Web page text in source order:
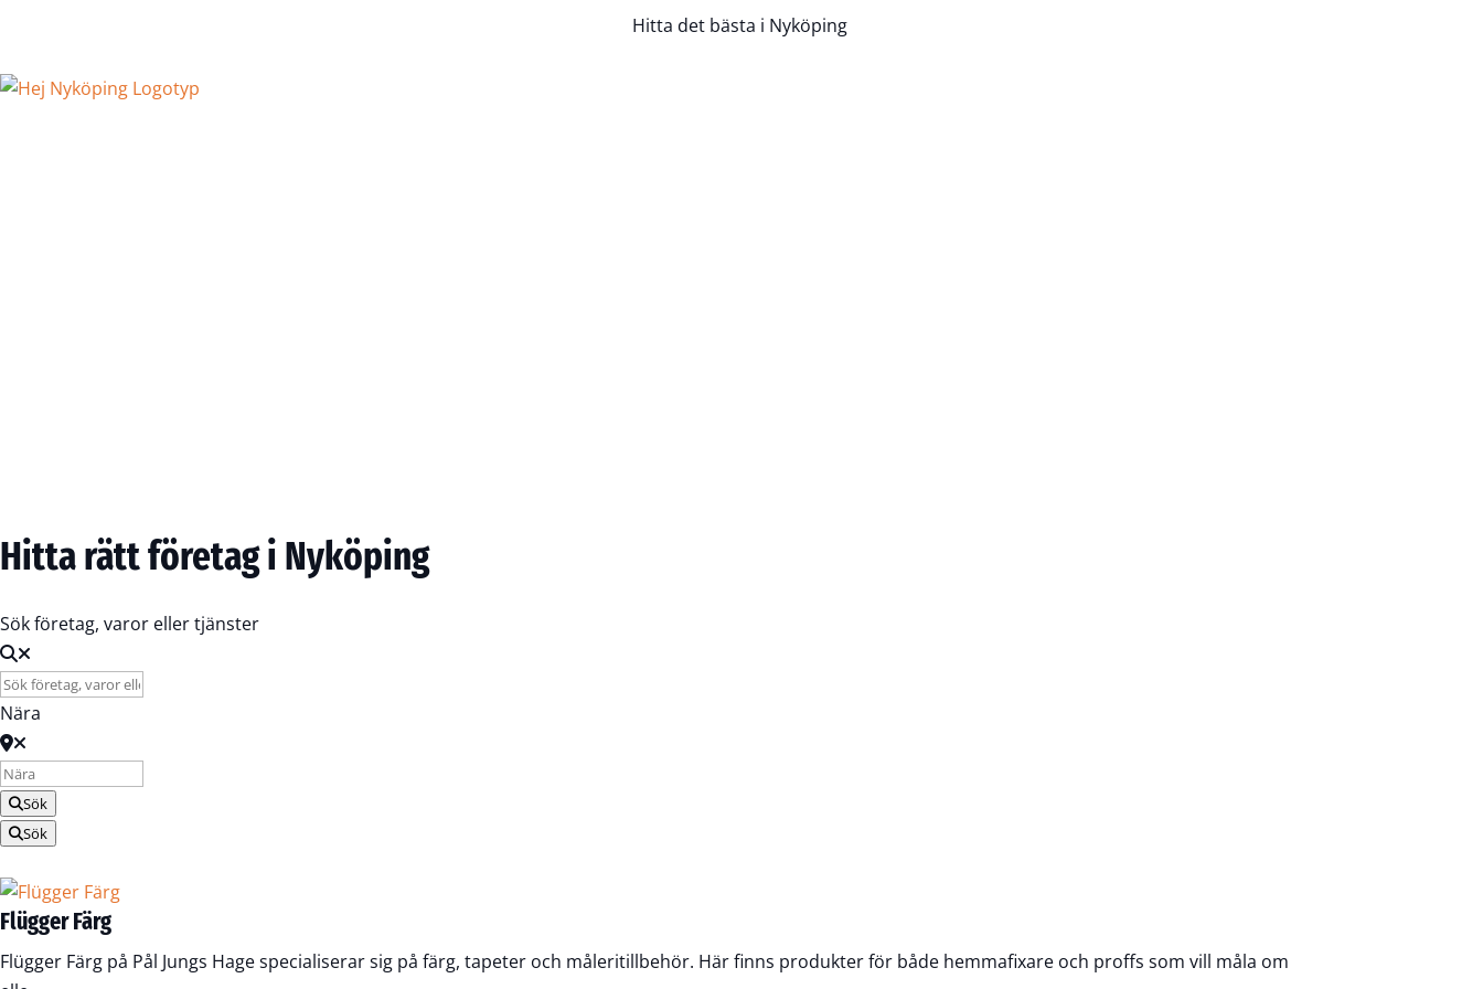
Hitta det bästa i Nyköping
Hitta rätt företag i Nyköping
Sök företag, varor eller tjänster
Nära
Sök
Sök
Flügger Färg
Flügger Färg på Pål Jungs Hage specialiserar sig på färg, tapeter och måleritillbehör. Här finns produkter för både hemmafixare och proffs som vill måla om